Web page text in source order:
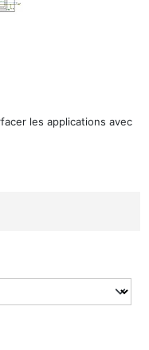
les applications avec